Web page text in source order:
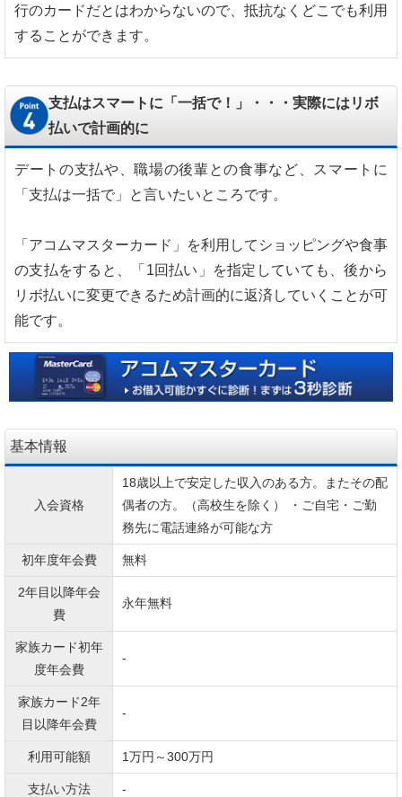
行のカードだとはわからないので、抵抗なくどこでも利用
することができます。
支払はスマートに「一括で！」・・・実際にはリボ
払いで計画的に
デートの支払や、職場の後輩との食事など、スマートに
「支払は一括で」と言いたいところです。
「アコムマスターカード」を利用してショッピングや食事
の支払をすると、「1回払い」を指定していても、後から
リボ払いに変更できるため計画的に返済していくことが可
能です。
基本情報
入会資格
18歳以上で安定した収入のある方。またその配
偶者の方。（高校生を除く） ・ご自宅・ご勤
務先に電話連絡が可能な方
初年度年会費 無料
2年目以降年会
費
永年無料
家族カード初年
度年会費
-
家族カード2年
目以降年会費
-
利用可能額 1万円～300万円
支払い方法 -